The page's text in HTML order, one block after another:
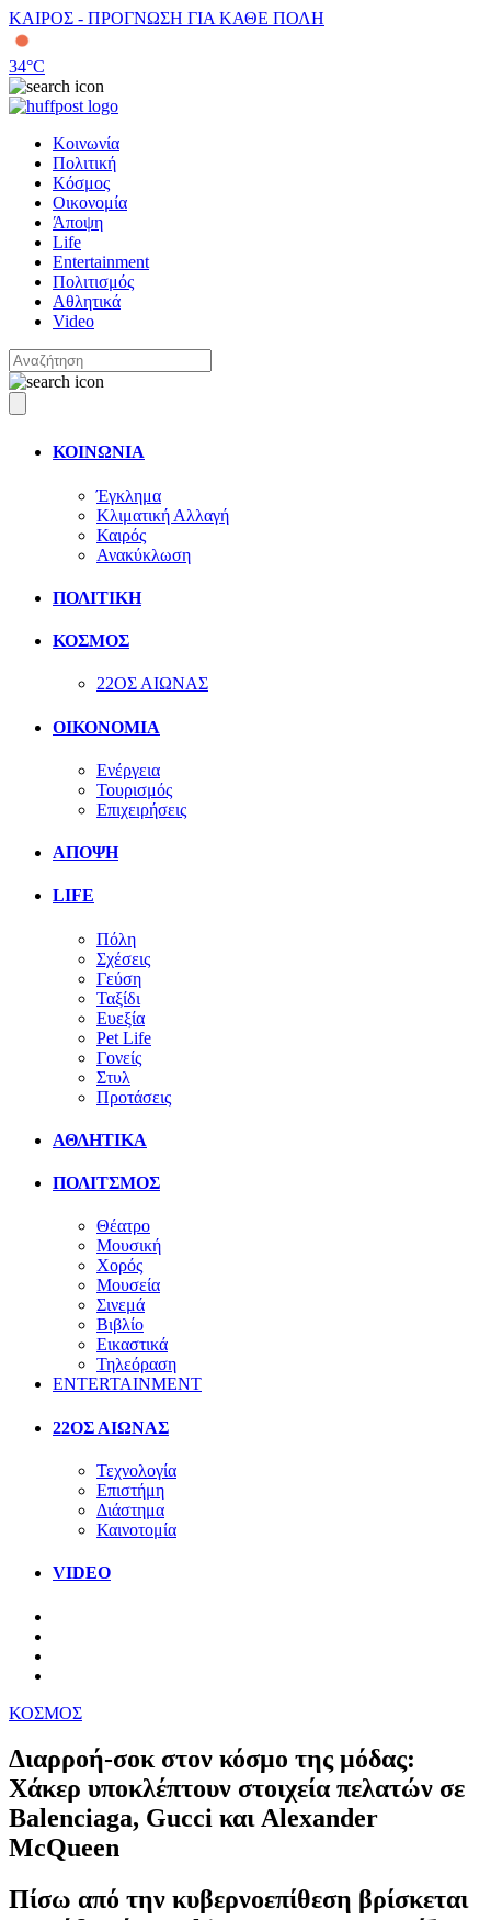
ΚΑΙΡΟΣ - ΠΡΟΓΝΩΣΗ ΓΙΑ ΚΑΘΕ ΠΟΛΗ
34°C
Κοινωνία
Πολιτική
Κόσμος
Οικονομία
Άποψη
Life
Entertainment
Πολιτισμός
Αθλητικά
Video
ΚΟΙΝΩΝΙΑ
Έγκλημα
Κλιματική Αλλαγή
Καιρός
Ανακύκλωση
ΠΟΛΙΤΙΚΗ
ΚΟΣΜΟΣ
22ΟΣ ΑΙΩΝΑΣ
ΟΙΚΟΝΟΜΙΑ
Ενέργεια
Τουρισμός
Επιχειρήσεις
ΑΠΟΨΗ
LIFE
Πόλη
Σχέσεις
Γεύση
Ταξίδι
Ευεξία
Pet Life
Γονείς
Στυλ
Προτάσεις
ΑΘΛΗΤΙΚΑ
ΠΟΛΙΤΣΜΟΣ
Θέατρο
Μουσική
Χορός
Μουσεία
Σινεμά
Βιβλίο
Εικαστικά
Τηλεόραση
ENTERTAINMENT
22ΟΣ ΑΙΩΝΑΣ
Τεχνολογία
Επιστήμη
Διάστημα
Καινοτομία
VIDEO
ΚΟΣΜΟΣ
Διαρροή-σοκ στον κόσμο της μόδας:
Χάκερ υποκλέπτουν στοιχεία πελατών σε
Balenciaga, Gucci και Alexander
McQueen
Πίσω από την κυβερνοεπίθεση βρίσκεται